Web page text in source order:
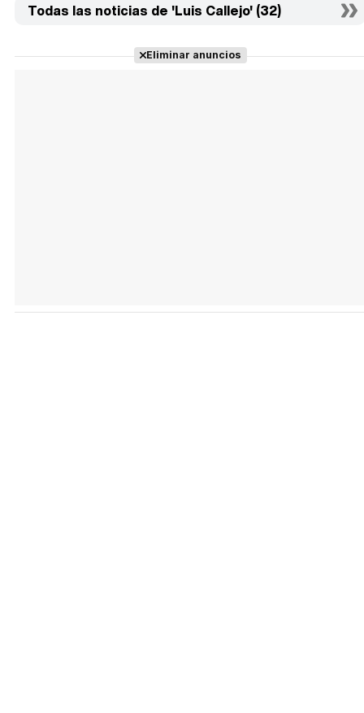
Todas las noticias de 'Luis Callejo' (32)
Eliminar anuncios